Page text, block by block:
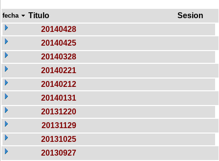
fecha Titulo
Sesion
20140428
20140425
20140328
20140221
20140212
20140131
20131220
20131129
20131025
20130927